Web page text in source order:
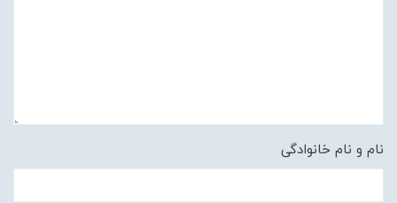
نام و نام خانوادگی